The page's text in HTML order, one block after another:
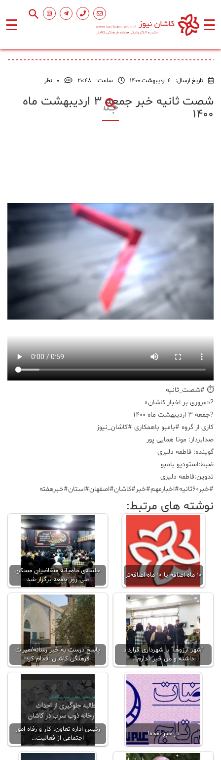
☰ ☰
اصلی
فرهنگ
زیست
عکس
مجله
فرهنگی
و
هنری
تاریخ ارسال: 4 اردیبهشت 1400 ساعت: ۲۰:۴۸ 0 نظر
شصت ثانیه خبر جمعه ۳ اردیبهشت ماه
۱۴۰۰
⏱ #شصت_ثانیه
?«مروری بر اخبار کاشان»
?جمعه ۳ اردیبهشت ماه ۱۴۰۰
کاری از گروه #بامبو باهمکاری #کاشان_نیوز
صدابردار: مونا همایی پور
گوینده: فاطمه دلیری
ضبط:استودیو بامبو
تدوین:فاطمه دلیری
#خبر۶۰ثانیه#اخبارمهم#خبر#کاشان#اصفهان#استان#خبرهفته
نوشته های مرتبط:
۱۰ ماه اضافه یا ۱۰ ماه اضافه‌تر
جلسه‌ی ماهیانه متقاضیان مسکن
ملی روز جمعه برگزار شد
"شهر آرزوها" با شهرداری قرارداد
داشته و من خبر ندارم…
پاسخ درست به خبر رسانه/میراث
فرهنگی کاشان اقدام کرد
در خبر آمده!
رئیس اداره تعاون، کار و رفاه امور
اجتماعی از فعالیت…